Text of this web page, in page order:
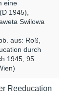
eine
1945),
Swilowa
aus: Roß,
durch
1945, 95.
Reeducation